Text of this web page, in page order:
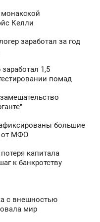
монакской
Келли
заработал за год
1,5
помад
большие
от МФО
капитала
к банкротству
с внешностью
мир